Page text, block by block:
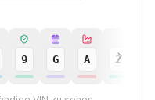
9 G A 2